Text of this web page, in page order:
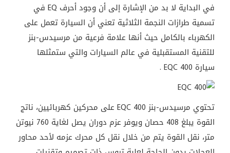
في البداية لا بد من الإشارة إلى أن وجود أحرف EQ في
تسمية طرازات النجمة الثلاثية تعني أن السيارة تعمل على
الكهرباء بالكامل حيث أنها علامة فرعية من مرسيدس-بنز
للتقنية المستقبلية في عالم السيارات والتي ستمثلها
سيارة EQC 400 .
تحتوي مرسيدس-بنز EQC 400 على محركين كهربائيين، ناتج
القوة يبلغ 408 حصان ويوفر عزم دوران يصل لغاية 760 نيوتن
متر، نقل القوة يتم من خلال نقل كل محرك عزمه لأحد محاور